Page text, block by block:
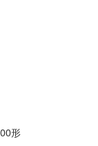
形